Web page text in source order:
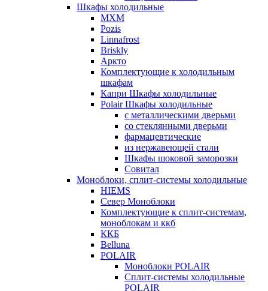
Шкафы холодильные
МХМ
Pozis
Linnafrost
Briskly
Аркто
Комплектующие к холодильным
шкафам
Капри Шкафы холодильные
Polair Шкафы холодильные
с металлическими дверьми
со стеклянными дверьми
фармацевтические
из нержавеющей стали
Шкафы шоковой заморозки
Совитал
Моноблоки, сплит-системы холодильные
HIEMS
Север Моноблоки
Комплектующие к сплит-системам,
моноблокам и ккб
ККБ
Belluna
POLAIR
Моноблоки POLAIR
Сплит-системы холодильные
POLAIR